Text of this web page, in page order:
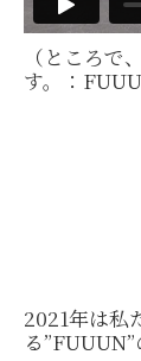
（ところ
す。：
2021年は私
る”FUUUN”